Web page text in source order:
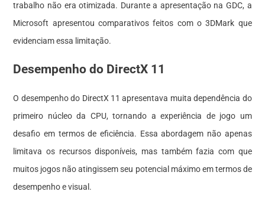
trabalho não era otimizada. Durante a apresentação na GDC, a
Microsoft apresentou comparativos feitos com o 3DMark que
evidenciam essa limitação.
Desempenho do DirectX 11
O desempenho do DirectX 11 apresentava muita dependência do
primeiro núcleo da CPU, tornando a experiência de jogo um
desafio em termos de eficiência. Essa abordagem não apenas
limitava os recursos disponíveis, mas também fazia com que
muitos jogos não atingissem seu potencial máximo em termos de
desempenho e visual.